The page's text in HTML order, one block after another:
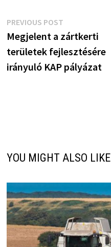
Bejegyzés
navigáció
PREVIOUS POSTPrevious
post:
Megjelent a zártkerti
területek fejlesztésére
irányuló KAP pályázat
YOU MIGHT ALSO LIKE